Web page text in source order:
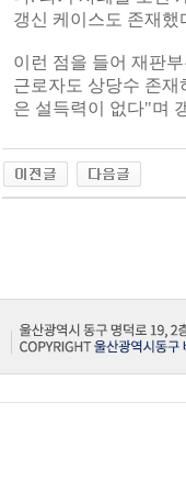
갱신 케이스도 존재했
이런 점을 들어 재판
근로자도 상당수 존
은 설득력이 없다"며